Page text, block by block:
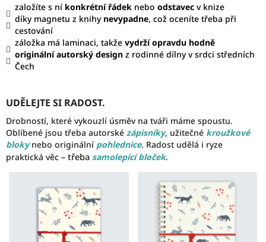
založíte s ní konkrétní řádek nebo odstavec v knize
díky magnetu z knihy nevypadne, což oceníte třeba při
cestování
záložka má laminaci, takže vydrží opravdu hodně
originální autorský design z rodinné dílny v srdci středních
Čech
UDĚLEJTE SI RADOST.
Drobností, které vykouzlí úsměv na tváři máme spoustu.
Oblíbené jsou třeba autorské zápisníky, užitečné kroužkové
blokynebo originální pohlednice. Radost udělá i ryze
praktická věc – třeba samolepící bloček.